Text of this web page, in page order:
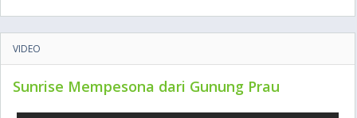
VIDEO
Sunrise Mempesona dari Gunung Prau